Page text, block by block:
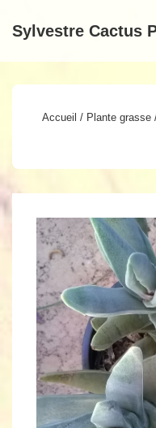
passer
Sylvestre Cactus
Accueil / Plante grasse